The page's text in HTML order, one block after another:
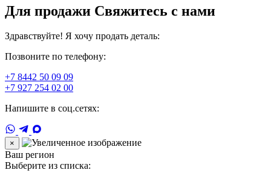
Для продажи Свяжитесь с нами
Здравствуйте! Я хочу продать деталь:
Позвоните по телефону:
+7 8442 50 09 09
+7 927 254 02 00
Напишите в соц.сетях:
×
Ваш регион
Выберите из списка: